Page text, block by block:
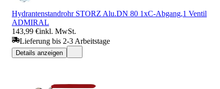
Hydrantenstandrohr STORZ Alu.DN 80 1xC-Abgang,1 Ventil
ADMIRAL
143,99 €inkl. MwSt.
Lieferung bis 2-3 Arbeitstage
Details anzeigen